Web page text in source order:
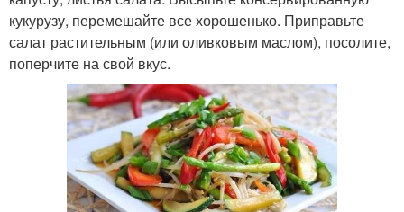
кукурузу, перемешайте все хорошенько. Приправьте
салат растительным (или оливковым маслом), посолите,
поперчите на свой вкус.